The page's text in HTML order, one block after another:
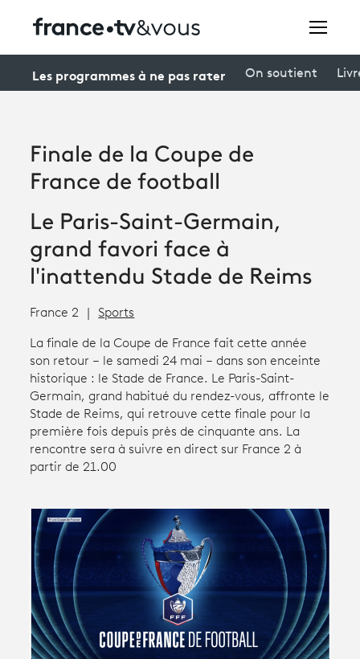
connexion
Avantages fidélité
Creators
Participer et assister à une émission
À votre écoute
Productions et innovation
Programme tv
Les programmes à ne pas rater On soutient
Finale de la Coupe de
France de football
Le Paris-Saint-Germain,
grand favori face à
l'inattendu Stade de Reims
France 2 Sports
La finale de la Coupe de France fait cette année
son retour – le samedi 24 mai – dans son enceinte
historique : le Stade de France. Le Paris-Saint-
Germain, grand habitué du rendez-vous, affronte le
Stade de Reims, qui retrouve cette finale pour la
première fois depuis près de cinquante ans. La
rencontre sera à suivre en direct sur France 2 à
partir de 21.00